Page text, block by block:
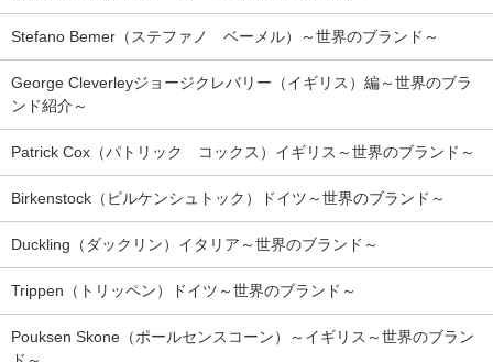
Stefano Bemer（ステファノ ベーメル）～世界のブランド～
George Cleverleyジョージクレバリー（イギリス）編～世界のブラ
ンド紹介～
Patrick Cox（パトリック コックス）イギリス～世界のブランド～
Birkenstock（ビルケンシュトック）ドイツ～世界のブランド～
Duckling（ダックリン）イタリア～世界のブランド～
Trippen（トリッペン）ドイツ～世界のブランド～
Pouksen Skone（ポールセンスコーン）～イギリス～世界のブラン